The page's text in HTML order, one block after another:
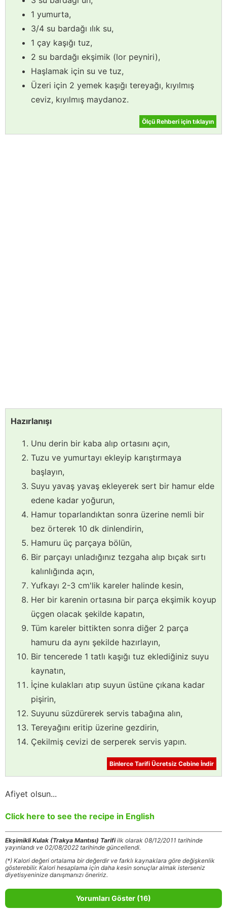
1 yumurta,
3/4 su bardağı ılık su,
1 çay kaşığı tuz,
2 su bardağı ekşimik (lor peyniri),
Haşlamak için su ve tuz,
Üzeri için 2 yemek kaşığı tereyağı, kıyılmış
ceviz, kıyılmış maydanoz.
Ölçü Rehberi için tıklayın
Hazırlanışı
Unu derin bir kaba alıp ortasını açın,
Tuzu ve yumurtayı ekleyip karıştırmaya
başlayın,
Suyu yavaş yavaş ekleyerek sert bir hamur elde
edene kadar yoğurun,
Hamur toparlandıktan sonra üzerine nemli bir
bez örterek 10 dk dinlendirin,
Hamuru üç parçaya bölün,
Bir parçayı unladığınız tezgaha alıp bıçak sırtı
kalınlığında açın,
Yufkayı 2-3 cm'lik kareler halinde kesin,
Her bir karenin ortasına bir parça ekşimik koyup
üçgen olacak şekilde kapatın,
Tüm kareler bittikten sonra diğer 2 parça
hamuru da aynı şekilde hazırlayın,
Bir tencerede 1 tatlı kaşığı tuz eklediğiniz suyu
kaynatın,
İçine kulakları atıp suyun üstüne çıkana kadar
pişirin,
Suyunu süzdürerek servis tabağına alın,
Tereyağını eritip üzerine gezdirin,
Çekilmiş cevizi de serperek servis yapın.
Binlerce Tarifi Ücretsiz Cebine İndir
Afiyet olsun...
Click here to see the recipe in English
Ekşimikli Kulak (Trakya Mantısı) Tarifiilk olarak 08/12/2011 tarihinde
yayınlandı ve 02/08/2022 tarihinde güncellendi.
(*) Kalori değeri ortalama bir değerdir ve farklı kaynaklara göre değişkenlik
gösterebilir. Kalori hesaplama için daha kesin sonuçlar almak isterseniz
diyetisyeninize danışmanızı öneririz.
Yorumları Göster (16)